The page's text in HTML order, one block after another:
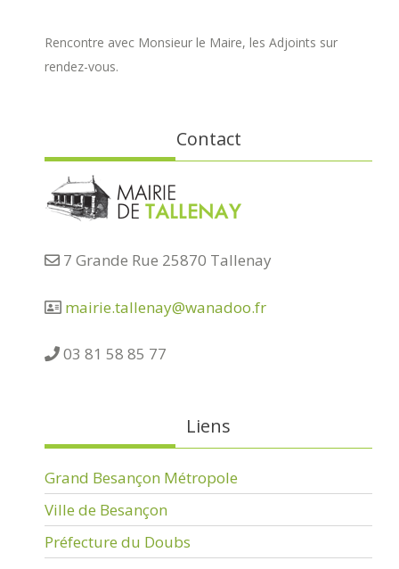
Rencontre avec Monsieur le Maire, les Adjoints sur
rendez-vous.
Contact
7 Grande Rue 25870 Tallenay
mairie.tallenay@wanadoo.fr
03 81 58 85 77
Liens
Grand Besançon Métropole
Ville de Besançon
Préfecture du Doubs